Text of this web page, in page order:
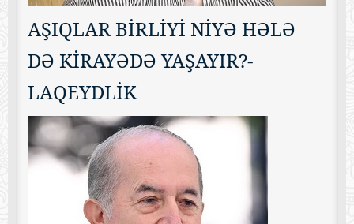
AŞIQLAR BİRLİYİ NİYƏ HƏLƏ
DƏ KİRAYƏDƏ YAŞAYIR?-
LAQEYDLİK